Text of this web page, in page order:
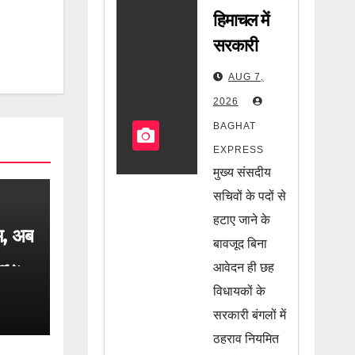
अब
हिमाचल में
सरकारी
बंगलों को
लेकर
हाईकोर्ट की
बड़ी सख्ती!
मुख्य सचिव
से मांगा
जवाब, जानें
पूरी खबर
AUG 7,
2026
BAGHAT
EXPRESS
मुख्य संसदीय
सचिवों के पदों से
हटाए जाने के
बावजूद बिना
आवेदन ही छह
विधायकों के
सरकारी बंगलों में
ठहराव नियमित